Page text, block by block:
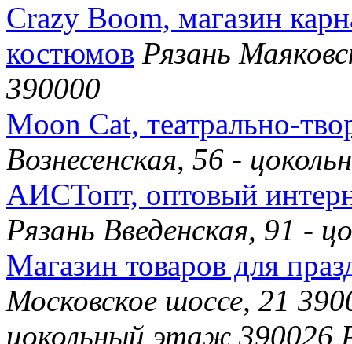
Crazy Boom, магазин
костюмов Рязань
390000
Moon Cat, театрально-
Вознесенская, 56 -
АИСТопт, оптовый
Рязань Введенская, 91 -
Магазин товаров для
Московское шоссе, 21
цокольный этаж 390026